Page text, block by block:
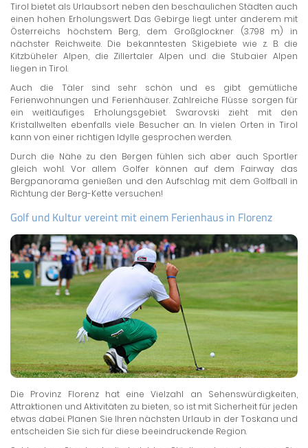
Tirol bietet als Urlaubsort neben den beschaulichen Städten auch
einen hohen Erholungswert. Das Gebirge liegt unter anderem mit
Österreichs höchstem Berg, dem Großglockner (3.798 m) in
nächster Reichweite. Die bekanntesten Skigebiete wie z. B. die
Kitzbüheler Alpen, die Zillertaler Alpen und die Stubaier Alpen
liegen in Tirol.
Auch die Täler sind sehr schön und es gibt gemütliche
Ferienwohnungen und Ferienhäuser. Zahlreiche Flüsse sorgen für
ein weitläufiges Erholungsgebiet. Swarovski zieht mit den
Kristallwelten ebenfalls viele Besucher an. In vielen Orten in Tirol
kann von einer richtigen Idylle gesprochen werden.
Durch die Nähe zu den Bergen fühlen sich aber auch Sportler
gleich wohl. Vor allem Golfer können auf dem Fairway das
Bergpanorama genießen und den Aufschlag mit dem Golfball in
Richtung der Berg-Kette versuchen!
Golf und Kultur vereint mit einem Ferienhaus in Florenz
Die Provinz Florenz hat eine Vielzahl an Sehenswürdigkeiten,
Attraktionen und Aktivitäten zu bieten, so ist mit Sicherheit für jeden
etwas dabei. Planen Sie Ihren nächsten Urlaub in der Toskana und
entscheiden Sie sich für diese beeindruckende Region.